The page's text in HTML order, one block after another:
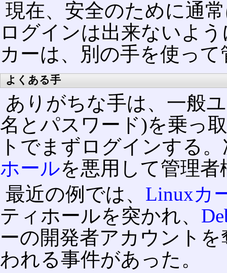
現在、安全のために通
ログインは出来ないよ
カーは、別の手を使っ
よくある手
ありがちな手は、一般
名とパスワード)を乗っ
トでまずログインする
ホールを悪用して管理
最近の例では、 Linuxカ
ティホールを突かれ、
ーの開発者アカウント
われる事件があった。